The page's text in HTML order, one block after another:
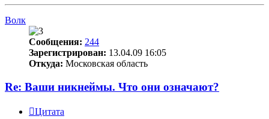
Волк
Сообщения: 244
Зарегистрирован: 13.04.09 16:05
Откуда: Московская область
Re: Ваши никнеймы. Что они означают?
Цитата